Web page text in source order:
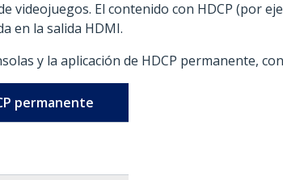
videojuegos. El contenido con HDCP (por
en la salida HDMI.
y la aplicación de HDCP permanente,
permanente